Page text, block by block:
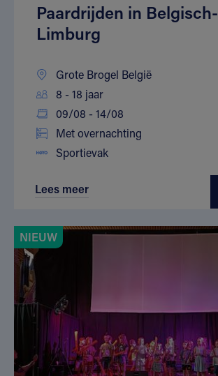
Paardrijden in Belgisch-
Limburg
Grote Brogel België
8 - 18 jaar
09/08 - 14/08
Met overnachting
Sportievak
Lees meer
NIEUW